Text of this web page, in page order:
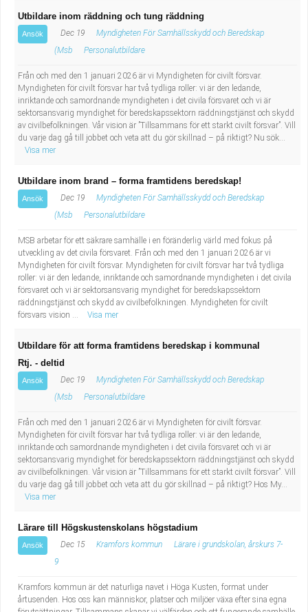
Utbildare inom räddning och tung räddning
Ansök Dec 19
Myndigheten För Samhällsskydd och Beredskap
(Msb
Personalutbildare
Från och med den 1 januari 2026 är vi Myndigheten för civilt försvar.
Myndigheten för civilt försvar har två tydliga roller: vi är den ledande,
inriktande och samordnande myndigheten i det civila försvaret och vi är
sektorsansvarig myndighet för beredskapssektorn räddningstjänst och skydd
av civilbefolkningen. Vår vision är ”Tillsammans för ett starkt civilt försvar”. Vill
du varje dag gå till jobbet och veta att du gör skillnad – på riktigt? Nu sök...
Visa mer
Utbildare inom brand – forma framtidens beredskap!
Ansök Dec 19
Myndigheten För Samhällsskydd och Beredskap
(Msb
Personalutbildare
MSB arbetar för ett säkrare samhälle i en föränderlig värld med fokus på
utveckling av det civila försvaret. Från och med den 1 januari 2026 är vi
Myndigheten för civilt försvar. Myndigheten för civilt försvar har två tydliga
roller: vi är den ledande, inriktande och samordnande myndigheten i det civila
försvaret och vi är sektorsansvarig myndighet för beredskapssektorn
räddningstjänst och skydd av civilbefolkningen. Myndigheten för civilt
försvars vision ...
Visa mer
Utbildare för att forma framtidens beredskap i kommunal
Rtj. - deltid
Ansök Dec 19
Myndigheten För Samhällsskydd och Beredskap
(Msb
Personalutbildare
Från och med den 1 januari 2026 är vi Myndigheten för civilt försvar.
Myndigheten för civilt försvar har två tydliga roller: vi är den ledande,
inriktande och samordnande myndigheten i det civila försvaret och vi är
sektorsansvarig myndighet för beredskapssektorn räddningstjänst och skydd
av civilbefolkningen. Vår vision är ”Tillsammans för ett starkt civilt försvar”. Vill
du varje dag gå till jobbet och veta att du gör skillnad – på riktigt? Hos My...
Visa mer
Lärare till Högskustenskolans högstadium
Ansök Dec 15 Kramfors kommun
Lärare i grundskolan, årskurs 7-
9
Kramfors kommun är det naturliga navet i Höga Kusten, format under
årtusenden. Hos oss kan människor, platser och miljöer växa efter sina egna